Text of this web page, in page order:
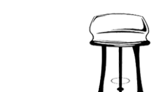
desafíos que siguen
después de la Ley General d